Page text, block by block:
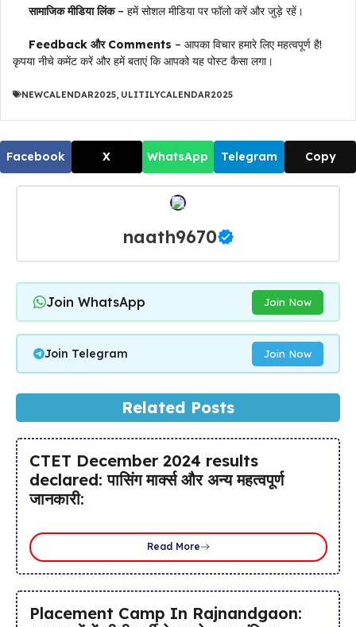
सामाजिक मीडिया लिंक– हमें सोशल मीडिया पर फॉलो करें और जुड़े रहें।
Feedback और Comments – आपका विचार हमारे लिए महत्वपूर्ण है!
कृपया नीचे कमेंट करें और हमें बताएं कि आपको यह पोस्ट कैसा लगा।
NEWCALENDAR2025 ULITILYCALENDAR2025
Facebook X WhatsApp Telegram Copy
naath9670
Join WhatsApp Join Now
Join Telegram Join Now
Related Posts
CTET December 2024 results
declared: पासिंग मार्क्स और अन्य महत्वपूर्ण
जानकारी:
Read More
Placement Camp In Rajnandgaon: